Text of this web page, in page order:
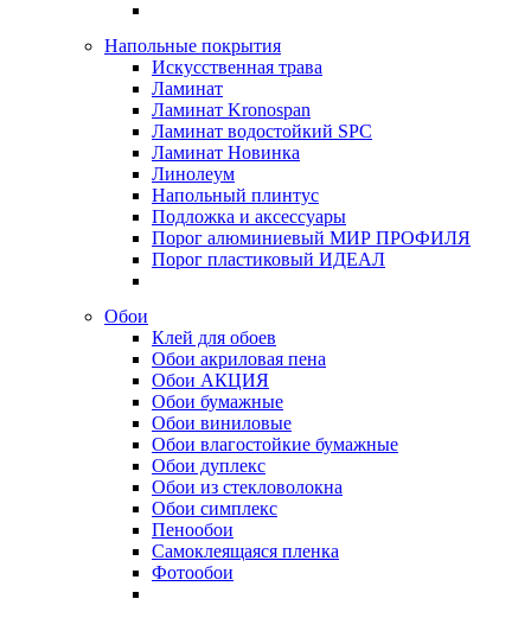
Напольные покрытия
Искусственная трава
Ламинат
Ламинат Kronospan
Ламинат водостойкий SPC
Ламинат Новинка
Линолеум
Напольный плинтус
Подложка и аксессуары
Порог алюминиевый МИР ПРОФИЛЯ
Порог пластиковый ИДЕАЛ
Обои
Клей для обоев
Обои акриловая пена
Обои АКЦИЯ
Обои бумажные
Обои виниловые
Обои влагостойкие бумажные
Обои дуплекс
Обои из стекловолокна
Обои симплекс
Пенообои
Самоклеящаяся пленка
Фотообои